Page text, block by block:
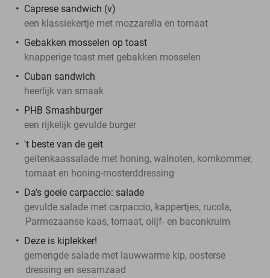
Caprese sandwich (v)
een klassiekertje met mozzarella en tomaat
Gebakken mosselen op toast
knapperige toast met gebakken mosselen
Cuban sandwich
heerlijk van smaak
PHB Smashburger
een rijkelijk gevulde burger
't beste van de geit
geitenkaassalade met honing, walnoten, komkommer,
tomaat en honing-mosterddressing
Da's goeie carpaccio: salade
gevulde salade met carpaccio, kappertjes, rucola,
Parmezaanse kaas, tomaat, olijf- en baconkruim
Deze is kiplekker!
gemengde salade met lauwwarme kip, oosterse
dressing en sesamzaad